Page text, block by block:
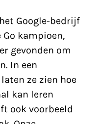
Google-bedrijf
kampioen,
gevonden om
In een
laten ze zien hoe
kan leren
ook voorbeeld